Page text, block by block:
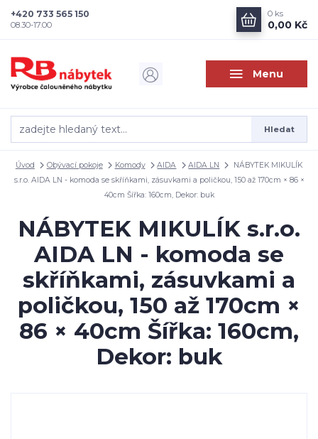
Menu
Hledat
+420 733 565 150
08.30-17.00
0 ks
0,00 Kč
Úvod Obývací pokoje Komody AIDA AIDA LN
NÁBYTEK MIKULÍK
s.r.o. AIDA LN - komoda se skříňkami, zásuvkami a poličkou, 150 až 170cm × 86 ×
40cm Šířka: 160cm, Dekor: buk
NÁBYTEK MIKULÍK s.r.o.
AIDA LN - komoda se
skříňkami, zásuvkami a
poličkou, 150 až 170cm ×
86 × 40cm Šířka: 160cm,
Dekor: buk